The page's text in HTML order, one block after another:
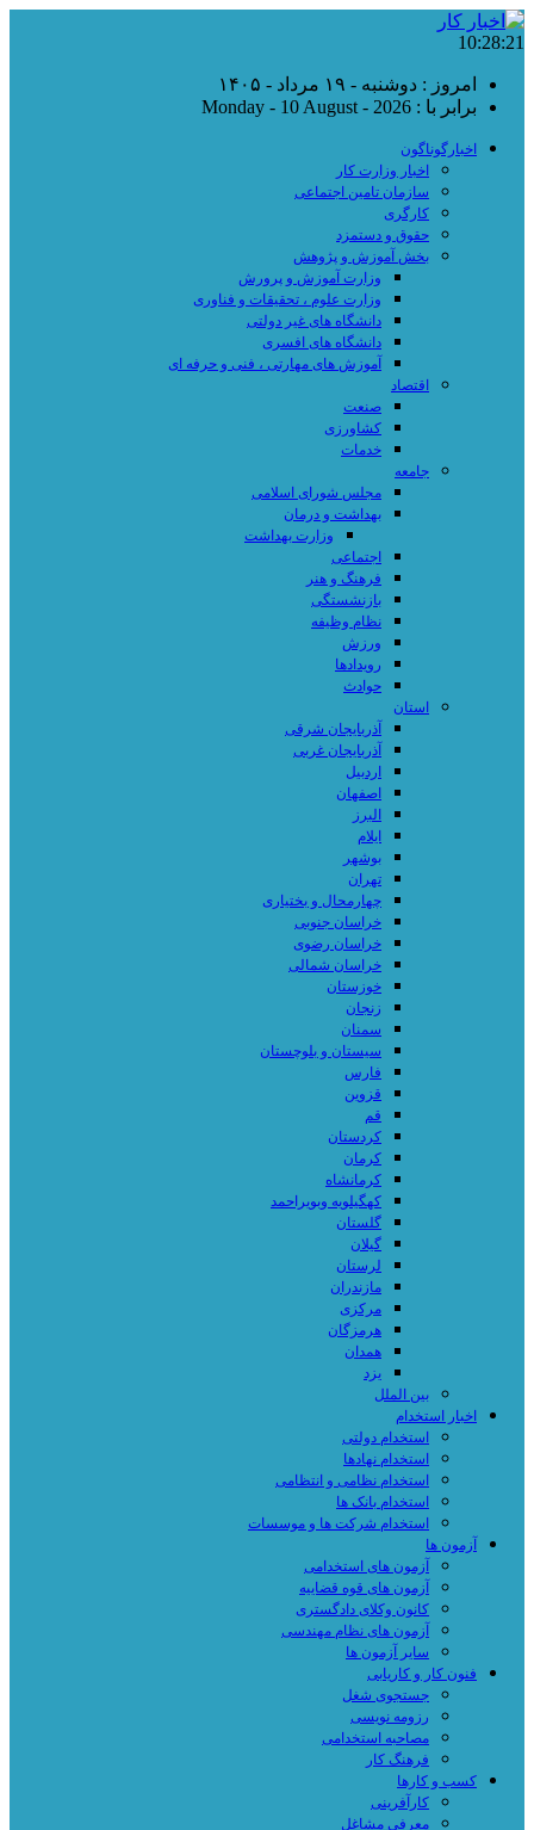
10:28:21
امروز : دوشنبه - ۱۹ مرداد - ۱۴۰۵
برابر با : Monday - 10 August - 2026
اخبارگوناگون
اخبار وزارت کار
سازمان تامین اجتماعی
کارگری
حقوق و دستمزد
بخش آموزش و پژوهش
وزارت آموزش و پرورش
وزارت علوم ، تحقیقات و فناوری
دانشگاه های غیر دولتی
دانشگاه های افسری
آموزش های مهارتی ، فنی و حرفه ای
اقتصاد
صنعت
کشاورزی
خدمات
جامعه
مجلس شورای اسلامی
بهداشت و درمان
وزارت بهداشت
اجتماعی
فرهنگ و هنر
بازنشستگی
نظام وظیفه
ورزش
رویدادها
حوادث
استان
آذربایجان شرقی
آذربایجان غربی
اردبیل
اصفهان
البرز
ایلام
بوشهر
تهران
چهارمحال و بختیاری
خراسان جنوبی
خراسان رضوی
خراسان شمالی
خوزستان
زنجان
سمنان
سیستان و بلوچستان
فارس
قزوین
قم
کردستان
کرمان
کرمانشاه
کهگیلویه وبویراحمد
گلستان
گیلان
لرستان
مازندران
مرکزی
هرمزگان
همدان
یزد
بین الملل
اخبار استخدام
استخدام دولتی
استخدام نهادها
استخدام نظامی و انتظامی
استخدام بانک ها
استخدام شرکت ها و موسسات
آزمون ها
آزمون های استخدامی
آزمون های قوه قضاییه
کانون وکلای دادگستری
آزمون های نظام مهندسی
سایر آزمون ها
فنون کار و کاریابی
جستجوی شغل
رزومه نویسی
مصاحبه استخدامی
فرهنگ کار
کسب و کارها
کارآفرینی
معرفی مشاغل